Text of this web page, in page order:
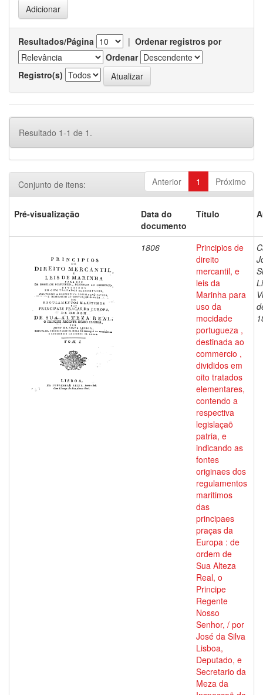
Resultados/Página | Ordenar registros por
Ordenar
Registro(s)
Resultado 1-1 de 1.
Anterior 1 Próximo
Conjunto de itens:
Pré-visualização
Data do
documento
Título
1806
Principios de
direito
mercantil, e
leis da
Marinha para
uso da
mocidade
portugueza ,
destinada ao
commercio ,
divididos em
oito tratados
elementares,
contendo a
respectiva
legislaçaõ
patria, e
indicando as
fontes
originaes dos
regulamentos
maritimos
das
principaes
praças da
Europa : de
ordem de
Sua Alteza
Real, o
Principe
Regente
Nosso
Senhor, / por
José da Silva
Lisboa,
Deputado, e
Secretario da
Meza da